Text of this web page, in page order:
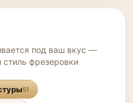
под ваш вкус —
стиль фрезеровки
51